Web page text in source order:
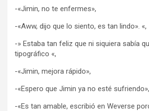
-«Jimin, no te enfermes»,
-«Aww, dijo que lo siento, es tan lindo». «,
-» Estaba tan feliz que ni siquiera sabía
tipográfico «,
-«Jimin, mejora rápido»,
-«Espero que Jimin ya no esté sufriendo»,
-«Es tan amable, escribió en Weverse